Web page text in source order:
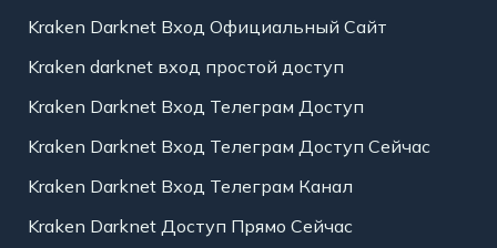
Kraken Darknet Вход Официальный Сайт
Kraken darknet вход простой доступ
Kraken Darknet Вход Телеграм Доступ
Kraken Darknet Вход Телеграм Доступ Сейчас
Kraken Darknet Вход Телеграм Канал
Kraken Darknet Доступ Прямо Сейчас